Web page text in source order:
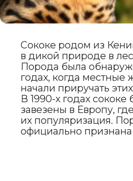
Сококе — это энергичные,
любознательные и общительные
кошки. Они очень привязаны
к своим хозяевам и любят
проводить время в их компании.
ХАРАКТЕР
И ПОВЕДЕНИЕ